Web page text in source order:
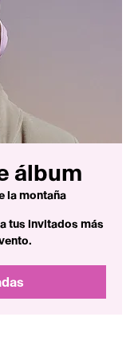
álbum
la montaña
tus invitados más